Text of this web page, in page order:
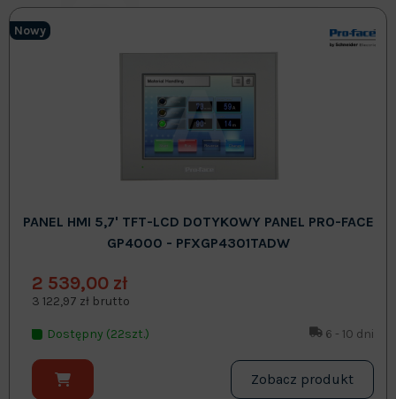
Nowy
PANEL HMI 5,7' TFT-LCD DOTYKOWY PANEL PRO-FACE
GP4000 - PFXGP4301TADW
2 539,00 zł
3 122,97 zł brutto
Dostępny (22szt.) 6 - 10 dni
Zobacz produkt